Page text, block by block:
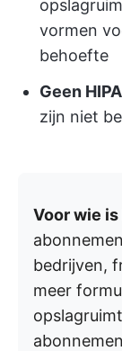
vormen
behoefte
Geen
zijn niet
Voor wie
bedrijven,
meer